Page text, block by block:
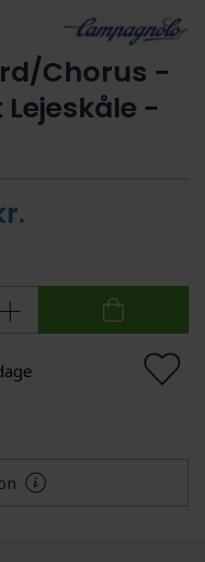
Chorus -
Lejeskåle -